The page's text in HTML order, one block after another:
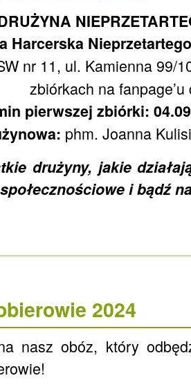
Harcerska
nr 11, ul. Kamienna 99/
zbiórkach na fanpage’u
pierwszej zbiórki:
phm. Joanna
drużyny, jakie
i bądź
2024
nasz obóz, który